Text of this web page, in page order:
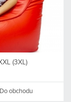
(3XL)
Do obchodu